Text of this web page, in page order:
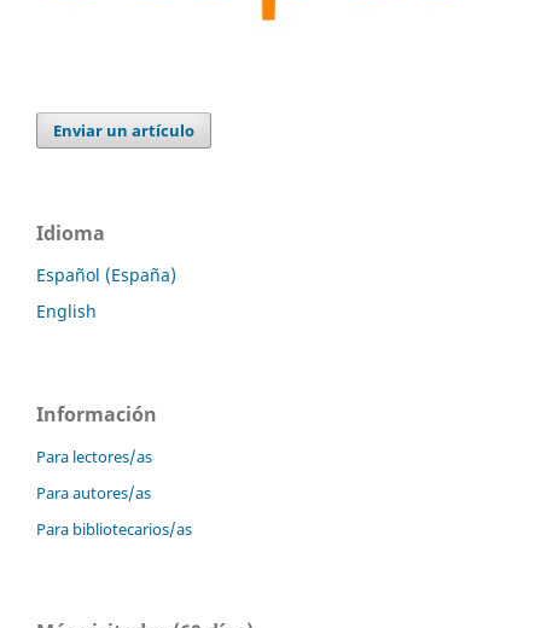
Enviar un artículo
Idioma
Español (España)
English
Información
Para lectores/as
Para autores/as
Para bibliotecarios/as